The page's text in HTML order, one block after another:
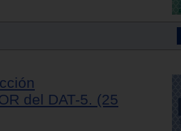
del DAT-5. (25